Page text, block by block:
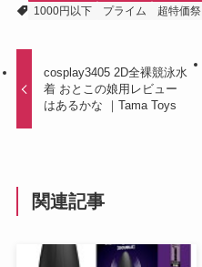
1000円以下
プライム 超特価祭
cosplay3405 2D全裸競泳水
着 おとこの娘用レビュー
はあるかな ｜Tama Toys
関連記事